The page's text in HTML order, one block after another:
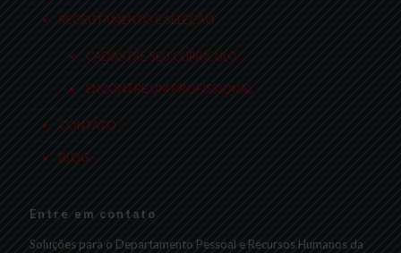
RECRUTAMENTO E SELEÇÃO
CADASTRE SEU CURRÍCULO
ENCONTRE UM PROFISSIONAL
CONTATO
BLOG
Entre em contato
Soluções para o Departamento Pessoal e Recursos Humanos da